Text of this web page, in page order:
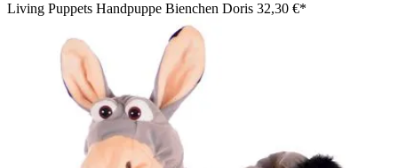
Living Puppets Handpuppe Bienchen Doris 32,30 €*